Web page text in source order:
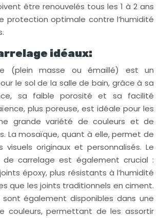
être renouvelés tous les 1 à 2 ans
protection optimale contre l’humidité
idéaux:
(plein masse ou émaillé) est un
le sol de la salle de bain, grâce à sa
sa faible porosité et sa facilité
plus poreuse, est idéale pour les
grande variété de couleurs et de
La mosaïque, quant à elle, permet de
originaux et personnalisés. Le
de carrelage est également crucial :
époxy, plus résistants à l’humidité
que les joints traditionnels en ciment.
sont également disponibles dans une
couleurs, permettant de les assortir